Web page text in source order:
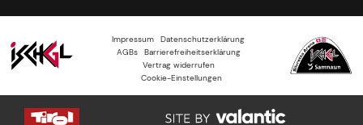
Impressum
Datenschutzerklärung
AGBs
Barrierefreiheitserklärung
Vertrag widerrufen
Cookie-Einstellungen